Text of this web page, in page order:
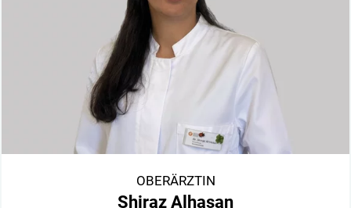
OBERÄRZTIN
Shiraz Alhasan